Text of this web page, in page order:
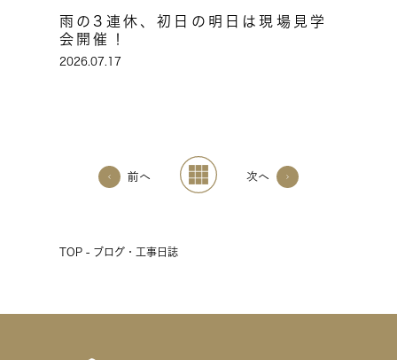
雨の3連休、初日の明日は現場見学
会開催！
2026.07.17
前へ 次へ
TOP - ブログ・工事日誌